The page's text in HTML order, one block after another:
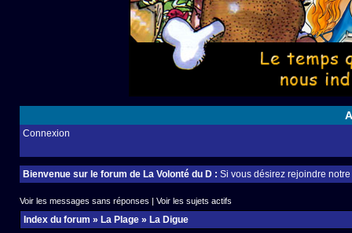
Connexion
Bienvenue sur le forum de La Volonté du D : Si vous désirez rejoindre
Voir les messages sans réponses | Voir les sujets actifs
Index du forum » La Plage » La Digue